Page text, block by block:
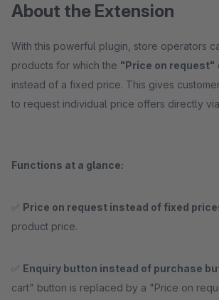
About the Extension
With this powerful plugin, store operators
products for which the "Price on request"
instead of a fixed price. This gives
to request individual price offers directly
Functions at a glance:
✅ Price on request instead of fixed
product price.
✅ Enquiry button instead of purchase
cart" button is replaced by a "Price on